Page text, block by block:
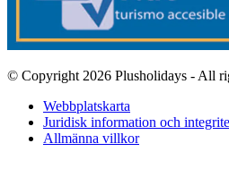
© Copyright 2026 Plusholidays - All
Webbplatskarta
Juridisk information och
Allmänna villkor